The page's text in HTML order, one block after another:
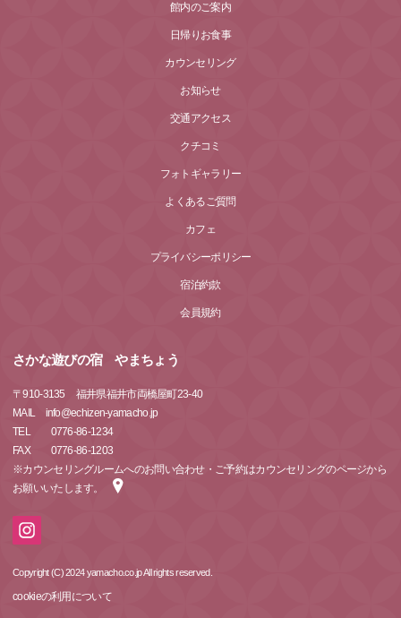
館内のご案内
日帰りお食事
カウンセリング
お知らせ
交通アクセス
クチコミ
フォトギャラリー
よくあるご質問
カフェ
プライバシーポリシー
宿泊約款
会員規約
さかな遊びの宿 やまちょう
〒910-3135
福井県福井市両橋屋町23-40
MAIL info@echizen-yamacho.jp
TEL 0776-86-1234
FAX 0776-86-1203
※カウンセリングルームへのお問い合わせ・ご予約はカウンセリングのページから
お願いいたします。
Copyright (C) 2024 yamacho.co.jp All rights reserved.
cookieの利用について